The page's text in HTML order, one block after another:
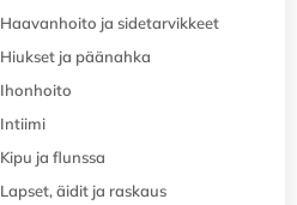
Haavanhoito ja sidetarvikkeet
Hiukset ja päänahka
Ihonhoito
Intiimi
Kipu ja flunssa
Lapset, äidit ja raskaus